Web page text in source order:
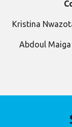
Kristina
Abdoul